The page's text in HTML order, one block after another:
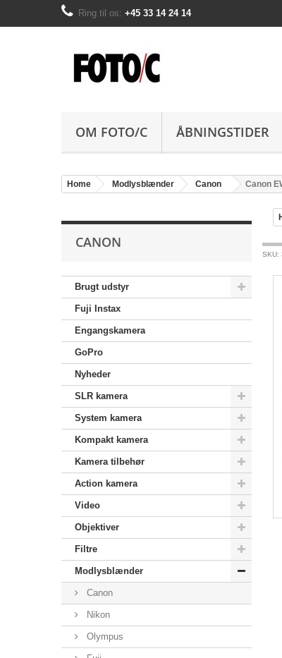
Ring til os: +45 33 14 24 14
OM FOTO/C ÅBNINGSTIDER
Home Modlysblænder Canon Canon
CANON
Brugt udstyr
Fuji Instax
Engangskamera
GoPro
Nyheder
SLR kamera
System kamera
Kompakt kamera
Kamera tilbehør
Action kamera
Video
Objektiver
Filtre
Modlysblænder
Canon
Nikon
Olympus
SKU: